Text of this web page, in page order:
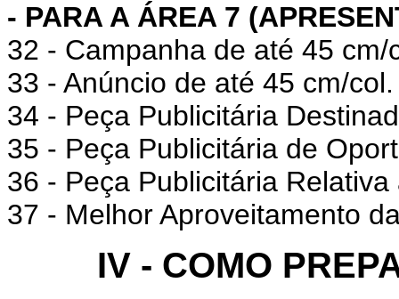
- PARA A ÁREA 7
32 - Campanha de até 45
33 - Anúncio de até 45 cm/
34 - Peça Publicitária
35 - Peça Publicitária de
36 - Peça Publicitária
37 - Melhor Aproveitamento
IV - COMO